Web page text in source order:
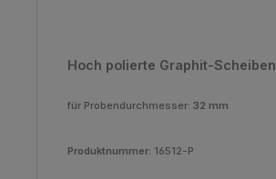
Hoch polierte Graphit-Scheiben
für Probendurchmesser: 32 mm
Produktnummer: 16512-P